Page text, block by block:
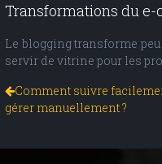
Transformations du
Le blogging transforme
servir de vitrine pour les
Comment suivre
gérer manuellement ?